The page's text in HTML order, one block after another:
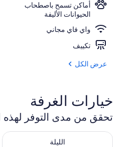
أماكن تسمح باصطحاب
الحيوانات الأليفة
واي فاي مجاني
تكييف
عرض الكل
خيارات الغرفة
تحقق من مدى التوفر لهذه
الليلة
تحقق من مدى التوفر لليلة للفترة أغسطس